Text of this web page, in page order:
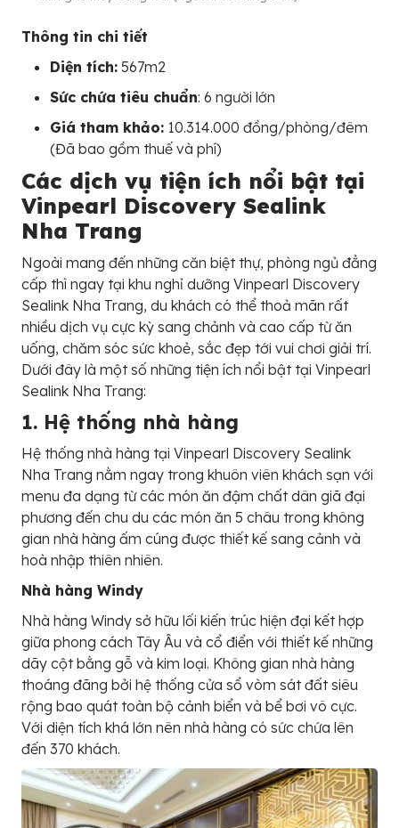
Thông tin chi tiết
Diện tích: 567m2
Sức chứa tiêu chuẩn: 6 người lớn
Giá tham khảo: 10.314.000 đồng/phòng/đêm
(Đã bao gồm thuế và phí)
Các dịch vụ tiện ích nổi bật tại
Vinpearl Discovery Sealink
Nha Trang
Ngoài mang đến những căn biệt thự, phòng ngủ đẳng
cấp thì ngay tại khu nghỉ dưỡng Vinpearl Discovery
Sealink Nha Trang, du khách có thể thoả mãn rất
nhiều dịch vụ cực kỳ sang chảnh và cao cấp từ ăn
uống, chăm sóc sức khoẻ, sắc đẹp tới vui chơi giải trí.
Dưới đây là một số những tiện ích nổi bật tại Vinpearl
Sealink Nha Trang:
1. Hệ thống nhà hàng
Hệ thống nhà hàng tại Vinpearl Discovery Sealink
Nha Trang nằm ngay trong khuôn viên khách sạn với
menu đa dạng từ các món ăn đậm chất dân giã đại
phương đến chu du các món ăn 5 châu trong không
gian nhà hàng ấm cúng được thiết kế sang cảnh và
hoà nhập thiên nhiên.
Nhà hàng Windy
Nhà hàng Windy sở hữu lối kiến trúc hiện đại kết hợp
giữa phong cách Tây Âu và cổ điển với thiết kế những
dãy cột bằng gỗ và kim loại. Không gian nhà hàng
thoáng đãng bởi hệ thống cửa sổ vòm sát đất siêu
rộng bao quát toàn bộ cảnh biển và bể bơi vô cực.
Với diện tích khá lớn nên nhà hàng có sức chứa lên
đến 370 khách.